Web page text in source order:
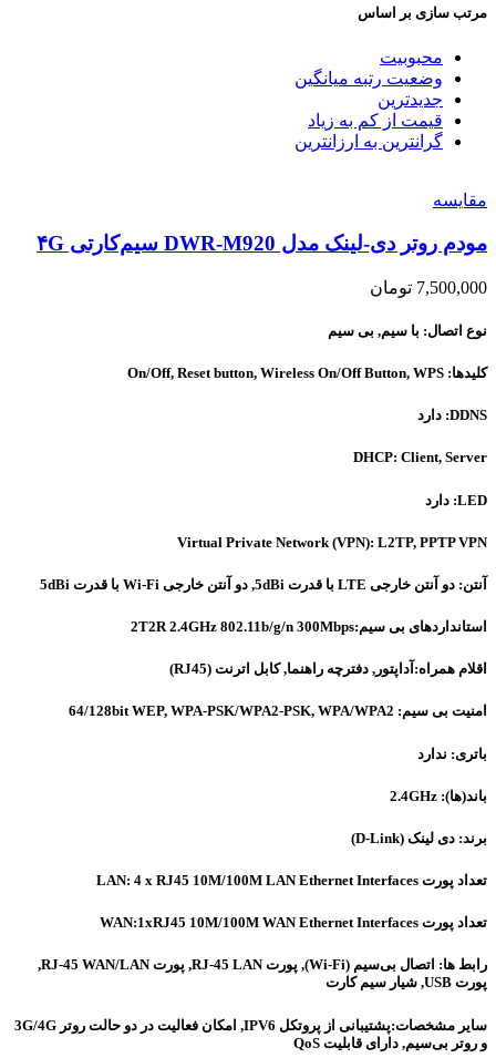
مرتب سازی بر اساس
محبوبیت
وضعیت رتبه میانگین
جدیدترین
قیمت از کم به زیاد
گرانترین به ارزانترین
مقایسه
مودم روتر دی-لینک مدل DWR-M920 سیم‌کارتی ۴G
7,500,000 تومان
نوع اتصال: با سیم, بی سیم
کلیدها: On/Off, Reset button, Wireless On/Off Button, WPS
DDNS: دارد
DHCP: Client, Server
LED: دارد
Virtual Private Network (VPN): L2TP, PPTP VPN
آنتن: دو آنتن خارجی LTE با قدرت 5dBi, دو آنتن خارجی Wi-Fi با قدرت 5dBi
استانداردهای بی سیم:2T2R 2.4GHz 802.11b/g/n 300Mbps
اقلام همراه:آداپتور, دفترچه راهنما, کابل اترنت (RJ45)
امنیت بی سیم: 64/128bit WEP, WPA-PSK/WPA2-PSK, WPA/WPA2
باتری: ندارد
باند(ها): 2.4GHz
برند: دی لینک (D-Link)
تعداد پورت LAN: 4 x RJ45 10M/100M LAN Ethernet Interfaces
تعداد پورت WAN:1xRJ45 10M/100M WAN Ethernet Interfaces
رابط ها: اتصال بی‌سیم (Wi-Fi), پورت RJ-45 LAN, پورت RJ-45 WAN/LAN,
پورت USB, شیار سیم کارت
سایر مشخصات:پشتیبانی از پروتکل IPV6, امکان فعالیت در دو حالت روتر 3G/4G
و روتر بی‌سیم, دارای قابلیت QoS